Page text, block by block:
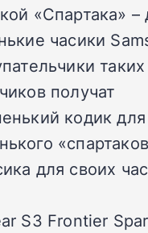
«Спартака» –
часики
таких
получат
кодик
для своих
S3 Frontier